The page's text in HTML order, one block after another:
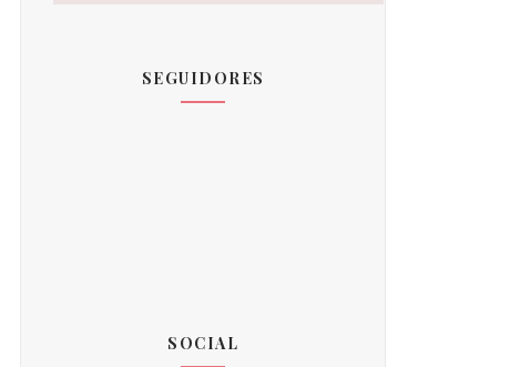
SEGUIDORES
SOCIAL